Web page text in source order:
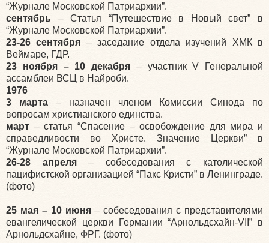
“Журнале Московской Патриархии”.
сентябрь – Статья “Путешествие в Новый свет” в
“Журнале Московской Патриархии”.
23-26 сентября – заседание отдела изучений ХМК в
Веймаре, ГДР.
23 ноября – 10 декабря – участник V Генеральной
ассамблеи ВСЦ в Найроби.
1976
3 марта – назначен членом Комиссии Синода по
вопросам христианского единства.
март – статья “Спасение – освобождение для мира и
справедливости во Христе. Значение Церкви” в
“Журнале Московской Патриархии”.
26-28 апреля– собеседования с католической
пацифистской организацией “Пакс Кристи” в Ленинграде.
(фото)
25 мая – 10 июня– собеседования с представителями
евангелической церкви Германии “Арнольдсхайн-VII” в
Арнольдсхайне, ФРГ. (фото)